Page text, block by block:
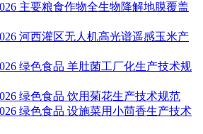
主要粮食作物全生物降解地膜覆盖
河西灌区无人机高光谱遥感玉米产
绿色食品 羊肚菌工厂化生产技术规
绿色食品 饮用菊花生产技术规范
绿色食品 设施菜用小茴香生产技术